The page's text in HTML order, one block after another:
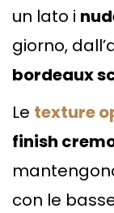
un lato i
giorno,
bordeaux
Le texture
finish
con le